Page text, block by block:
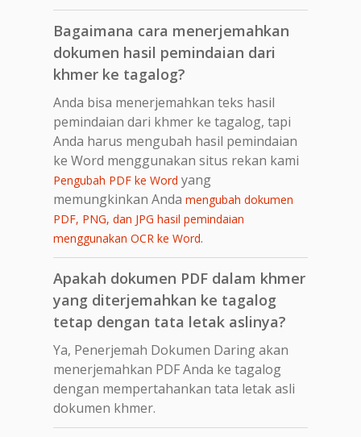
Bagaimana cara menerjemahkan
dokumen hasil pemindaian dari
khmer ke tagalog?
Anda bisa menerjemahkan teks hasil
pemindaian dari khmer ke tagalog, tapi
Anda harus mengubah hasil pemindaian
ke Word menggunakan situs rekan kami
Pengubah PDF ke Word yang
memungkinkan Anda mengubah dokumen
PDF, PNG, dan JPG hasil pemindaian
menggunakan OCR ke Word.
Apakah dokumen PDF dalam khmer
yang diterjemahkan ke tagalog
tetap dengan tata letak aslinya?
Ya, Penerjemah Dokumen Daring akan
menerjemahkan PDF Anda ke tagalog
dengan mempertahankan tata letak asli
dokumen khmer.